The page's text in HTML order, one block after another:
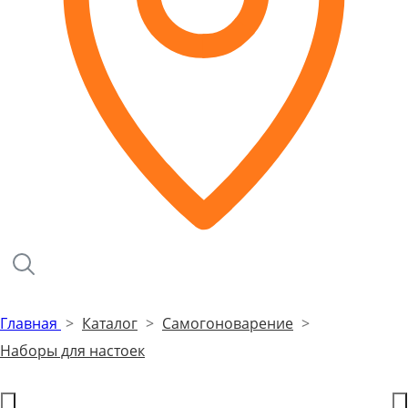
Главная > Каталог > Самогоноварение >
Наборы для настоек